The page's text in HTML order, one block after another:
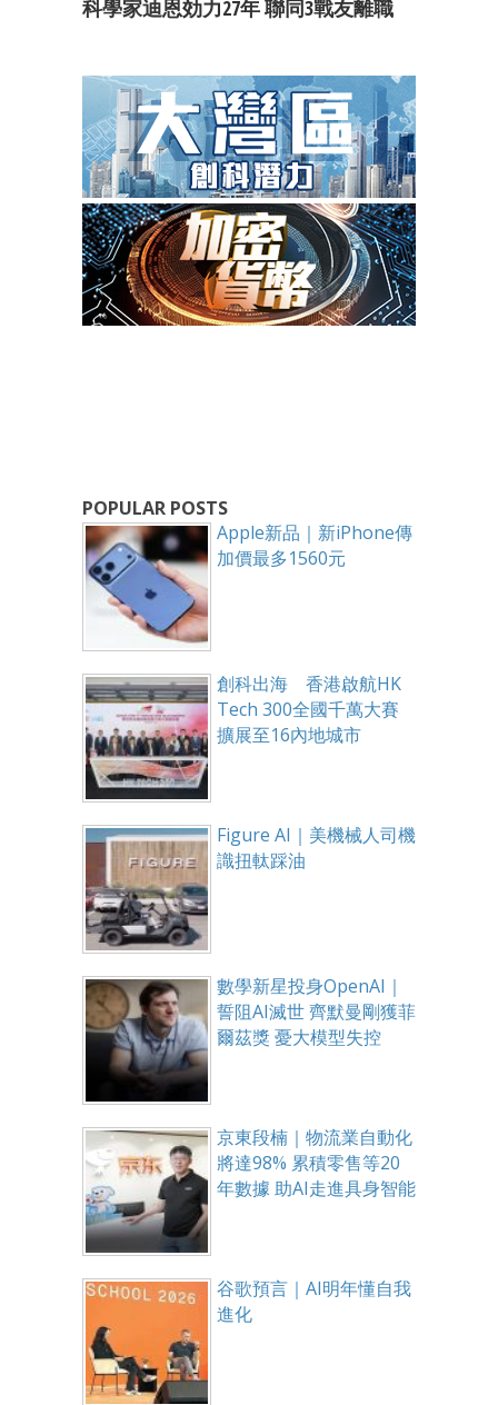
科學家迪恩効力27年 聯同3戰友離職
POPULAR POSTS
Apple新品｜新iPhone傳
加價最多1560元
創科出海 香港啟航HK
Tech 300全國千萬大賽
擴展至16內地城市
Figure AI｜美機械人司機
識扭軚踩油
數學新星投身OpenAI｜
誓阻AI滅世 齊默曼剛獲菲
爾茲獎 憂大模型失控
京東段楠｜物流業自動化
將達98% 累積零售等20
年數據 助AI走進具身智能
谷歌預言｜AI明年懂自我
進化